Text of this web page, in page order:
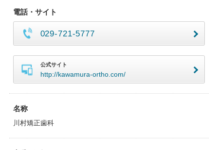
電話・サイト
029-721-5777
公式サイト
http://kawamura-ortho.com/
名称
川村矯正歯科